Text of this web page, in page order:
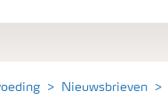
Nieuwsbrieven